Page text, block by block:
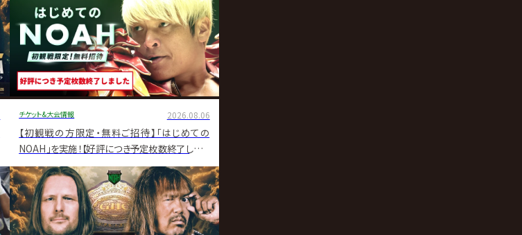
チケット&大会情報 2026.08.06
【初観戦の方限定・無料ご招待】「はじめての
NOAH」を実施！【好評につき予定枚数終了しまし
た】